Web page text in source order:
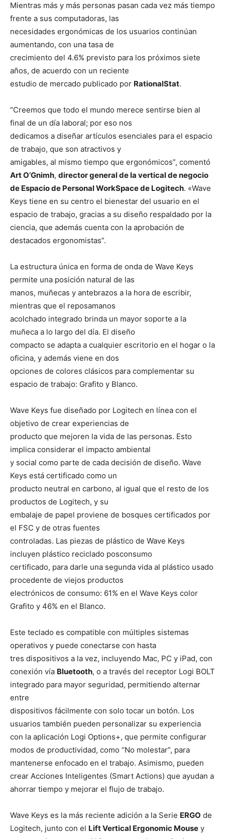
Mientras más y más personas pasan cada vez más tiempo
frente a sus computadoras, las
necesidades ergonómicas de los usuarios continúan
aumentando, con una tasa de
crecimiento del 4.6% previsto para los próximos siete
años, de acuerdo con un reciente
estudio de mercado publicado por RationalStat.
“Creemos que todo el mundo merece sentirse bien al
final de un día laboral; por eso nos
dedicamos a diseñar artículos esenciales para el espacio
de trabajo, que son atractivos y
amigables, al mismo tiempo que ergonómicos”, comentó
Art O’Gnimh, director general de la vertical de negocio
de Espacio de Personal WorkSpace de Logitech. «Wave
Keys tiene en su centro el bienestar del usuario en el
espacio de trabajo, gracias a su diseño respaldado por la
ciencia, que además cuenta con la aprobación de
destacados ergonomistas”.
La estructura única en forma de onda de Wave Keys
permite una posición natural de las
manos, muñecas y antebrazos a la hora de escribir,
mientras que el reposamanos
acolchado integrado brinda un mayor soporte a la
muñeca a lo largo del día. El diseño
compacto se adapta a cualquier escritorio en el hogar o la
oficina, y además viene en dos
opciones de colores clásicos para complementar su
espacio de trabajo: Grafito y Blanco.
Wave Keys fue diseñado por Logitech en línea con el
objetivo de crear experiencias de
producto que mejoren la vida de las personas. Esto
implica considerar el impacto ambiental
y social como parte de cada decisión de diseño. Wave
Keys está certificado como un
producto neutral en carbono, al igual que el resto de los
productos de Logitech, y su
embalaje de papel proviene de bosques certificados por
el FSC y de otras fuentes
controladas. Las piezas de plástico de Wave Keys
incluyen plástico reciclado posconsumo
certificado, para darle una segunda vida al plástico usado
procedente de viejos productos
electrónicos de consumo: 61% en el Wave Keys color
Grafito y 46% en el Blanco.
Este teclado es compatible con múltiples sistemas
operativos y puede conectarse con hasta
tres dispositivos a la vez, incluyendo Mac, PC y iPad, con
conexión vía Bluetooth, o a través del receptor Logi BOLT
integrado para mayor seguridad, permitiendo alternar
entre
dispositivos fácilmente con solo tocar un botón. Los
usuarios también pueden personalizar su experiencia
con la aplicación Logi Options+, que permite configurar
modos de productividad, como “No molestar”, para
mantenerse enfocado en el trabajo. Asimismo, pueden
crear Acciones Inteligentes (Smart Actions) que ayudan a
ahorrar tiempo y mejorar el flujo de trabajo.
Wave Keys es la más reciente adición a la Serie ERGO de
Logitech, junto con el Lift Vertical Ergonomic Mouse y